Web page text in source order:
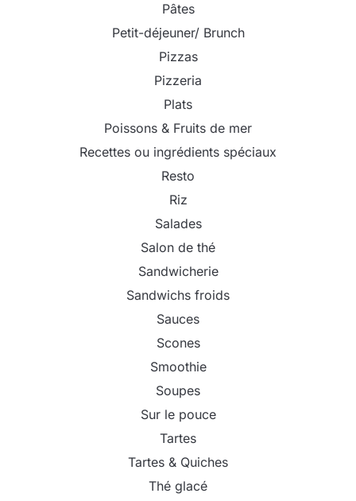
Pâtes
Petit-déjeuner/ Brunch
Pizzas
Pizzeria
Plats
Poissons & Fruits de mer
Recettes ou ingrédients spéciaux
Resto
Riz
Salades
Salon de thé
Sandwicherie
Sandwichs froids
Sauces
Scones
Smoothie
Soupes
Sur le pouce
Tartes
Tartes & Quiches
Thé glacé